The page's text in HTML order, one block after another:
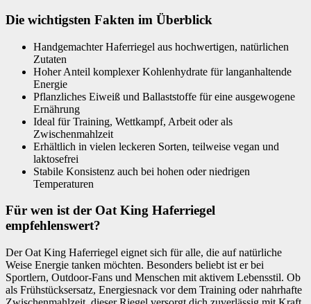
Die wichtigsten Fakten im Überblick
Handgemachter Haferriegel aus hochwertigen, natürlichen
Zutaten
Hoher Anteil komplexer Kohlenhydrate für langanhaltende
Energie
Pflanzliches Eiweiß und Ballaststoffe für eine ausgewogene
Ernährung
Ideal für Training, Wettkampf, Arbeit oder als
Zwischenmahlzeit
Erhältlich in vielen leckeren Sorten, teilweise vegan und
laktosefrei
Stabile Konsistenz auch bei hohen oder niedrigen
Temperaturen
Für wen ist der Oat King Haferriegel
empfehlenswert?
Der Oat King Haferriegel eignet sich für alle, die auf natürliche
Weise Energie tanken möchten. Besonders beliebt ist er bei
Sportlern, Outdoor-Fans und Menschen mit aktivem Lebensstil. Ob
als Frühstücksersatz, Energiesnack vor dem Training oder nahrhafte